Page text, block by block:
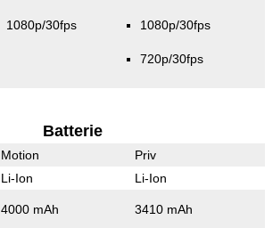
1080p/30fps 1080p/30fps
720p/30fps
Batterie
Motion Priv
Li-Ion Li-Ion
4000 mAh 3410 mAh